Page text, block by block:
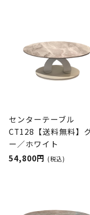
センターテーブル
CT128【送料無料】
ー／ホワイト
54,800円 (税込)